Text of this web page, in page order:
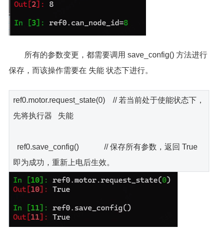
所有的参数变更，都需要调用 save_config() 方法进行
保存，而该操作需要在 失能 状态下进行。
ref0.motor.request_state(0) // 若当前处于使能状态下，
先将执行器 失能
ref0.save_config() // 保存所有参数，返回 True
即为成功，重新上电后生效。